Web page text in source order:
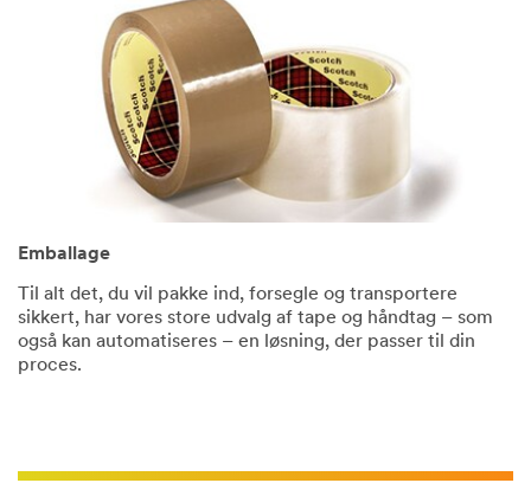
Emballage
Til alt det, du vil pakke ind, forsegle og transportere
sikkert, har vores store udvalg af tape og håndtag – som
også kan automatiseres – en løsning, der passer til din
proces.